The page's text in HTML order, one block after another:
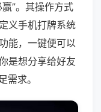
”。其操作方式
义手机打牌系统
能，一键便可以
是想分享给好友
需求。